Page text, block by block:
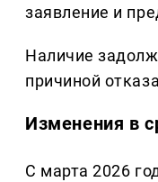
заявление и
Наличие
причиной
Изменения в
С марта 2026